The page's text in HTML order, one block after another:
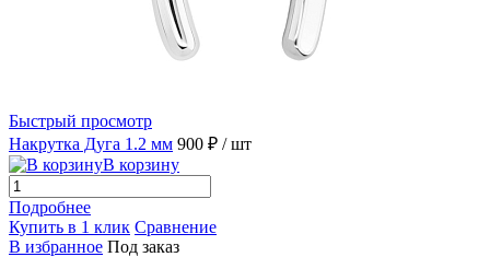
Быстрый просмотр
Накрутка Дуга 1.2 мм 900 ₽ / шт
В корзину
Подробнее
Купить в 1 клик Сравнение
В избранное Под заказ